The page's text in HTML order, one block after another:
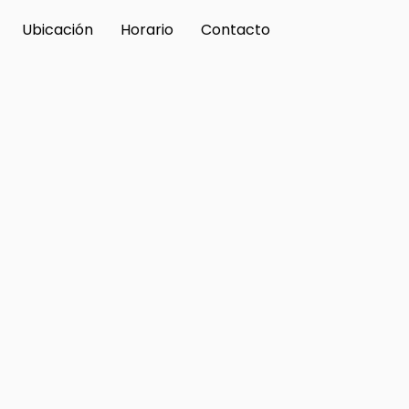
Ubicación Horario Contacto